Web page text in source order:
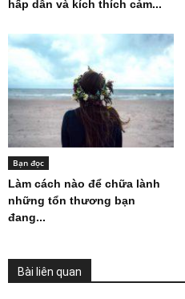
hấp dẫn và kích thích cảm...
Bạn đọc
Làm cách nào để chữa lành
những tổn thương bạn
đang...
Bài liên quan